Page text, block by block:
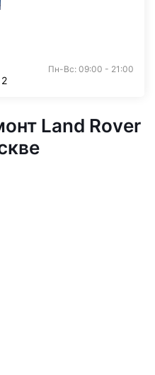
Пн-Вс: 09:00 - 21:00
Land Rover